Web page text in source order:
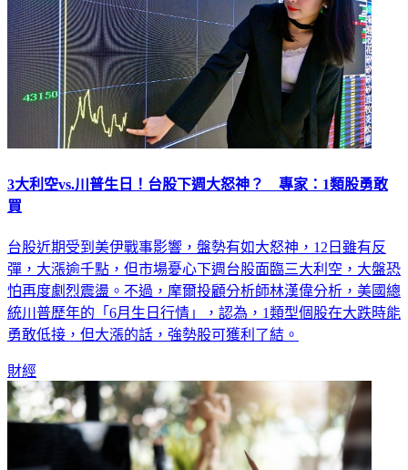
3大利空vs.川普生日！台股下週大怒神？ 專家：1類股勇敢
買
台股近期受到美伊戰事影響，盤勢有如大怒神，12日雖有反
彈，大漲逾千點，但市場憂心下週台股面臨三大利空，大盤恐
怕再度劇烈震盪。不過，摩爾投顧分析師林漢偉分析，美國總
統川普歷年的「6月生日行情」，認為，1類型個股在大跌時能
勇敢低接，但大漲的話，強勢股可獲利了結。
財經